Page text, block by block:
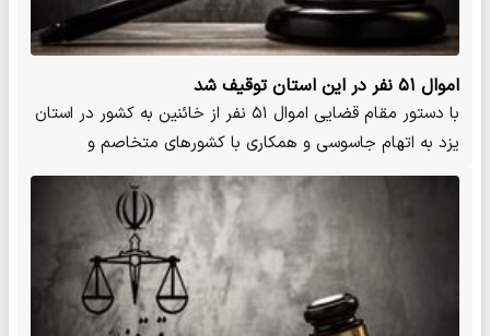
اموال ۵۱ نفر در این استان توقیف شد
با دستور مقام قضایی اموال ۵۱ نفر از خائنین به کشور در استان
یزد به اتهام جاسوسی و همکاری با کشورهای متخاصم و
گروه‌های…